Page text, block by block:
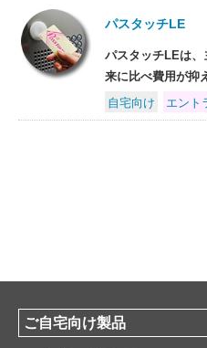
パスタッチLE
パスタッチLEは
来に比べ費用が抑
自宅向け
エント
ご自宅向け製品